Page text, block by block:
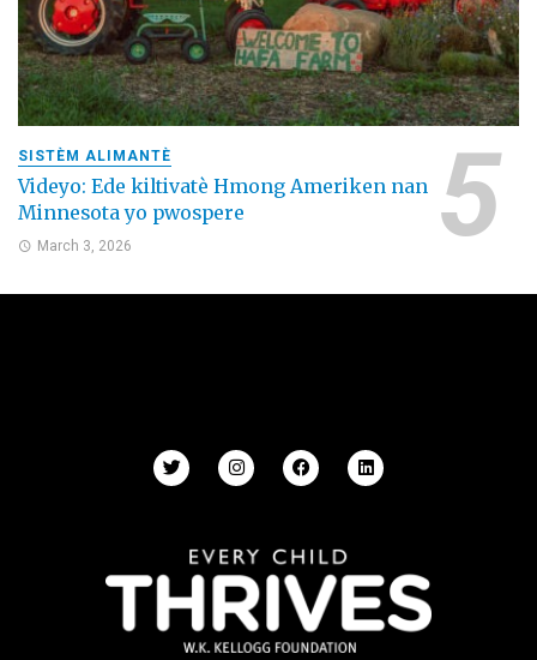
SISTÈM ALIMANTÈ
Videyo: Ede kiltivatè Hmong Ameriken nan
Minnesota yo pwospere
March 3, 2026